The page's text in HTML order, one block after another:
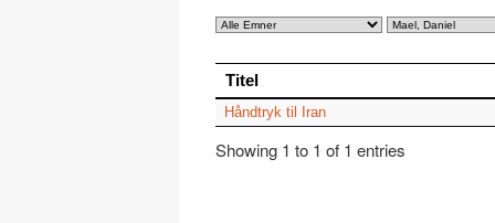
Titel
Håndtryk til Iran
Showing 1 to 1 of 1 entries
Titel